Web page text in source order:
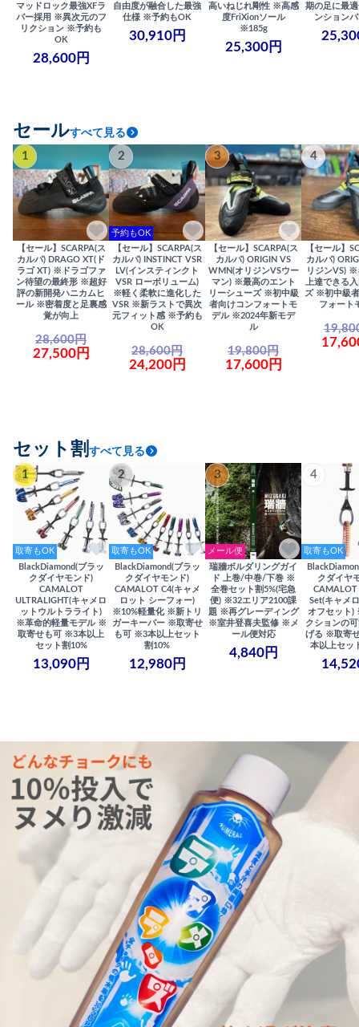
マッドロック最強XFラ
バー採用 ※異次元のフ
リクション ※予約も
OK
28,600円
自由度が融合した最強
仕様 ※予約もOK
30,910円
高いねじれ剛性 ※高感
度FriXionソール
※185g
25,300円
期の足に最
ンション
セールすべて見る
1
【セール】SCARPA(ス
カルパ) DRAGO XT(ド
ラゴ XT) ※ドラゴファ
ン待望の最終形 ※超好
評の新開発ハニカムヒ
ール ※密着度と足裏感
覚が向上
28,600円
27,500円
2
予約もOK
【セール】SCARPA(ス
カルパ) INSTINCT VSR
LV(インスティンクト
VSR ローボリューム)
※軽く柔軟に進化した
VSR ※新ラストで異次
元フィット感 ※予約も
OK
28,600円
24,200円
3
【セール】SCARPA(ス
カルパ) ORIGIN VS
WMN(オリジンVSウー
マン) ※最高のエント
リーシューズ ※初中級
者向けコンフォートモ
デル ※2024年新モデ
ル
19,800円
17,600円
4
【セール】
カルパ)
リジンVS) ※
上達できる
ズ ※初中級
フォート
セット割 すべて見る
1
取寄もOK
BlackDiamond(ブラッ
クダイヤモンド)
CAMALOT
ULTRALIGHT(キャメロ
ットウルトラライト)
※革命的軽量モデル ※
取寄せも可 ※3本以上
セット割10%
13,090円
2
取寄もOK
BlackDiamond(ブラッ
クダイヤモンド)
CAMALOT C4(キャメ
ロット シーフォー)
※10%軽量化 ※新トリ
ガーキーパー ※取寄せ
も可 ※3本以上セット
割10%
12,980円
3
メール便
瑞牆ボルダリングガイ
ド 上巻/中巻/下巻 ※
全巻セット割5%(宅急
便) ※32エリア2100課
題 ※再グレーディング
※室井登喜夫監修 ※メ
ール便対応
4,840円
4
取寄もOK
クダイヤ
Set(キャメ
オフセット)
クションの
げる ※取寄
本以上セッ